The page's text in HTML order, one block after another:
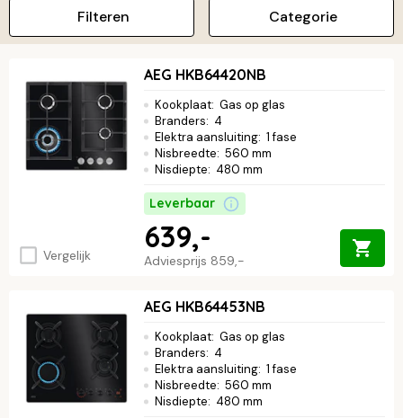
kookplaten hebben verzonken gasbranders, waarmee je tot wel
20% energie bespaart. Zo kook je niet alleen met stijl, maar ook
een stuk zuiniger. Benieuwd naar meer? Ontdek hier alles over
Categorie
Filteren
Vergelijk
AEG HKB64420NB
Kookplaat: Gas op glas
Branders: 4
Elektra aansluiting: 1 fase
Nisbreedte: 560 mm
Nisdiepte: 480 mm
Leverbaar
Adviesprijs 859,-
639,-
AEG HKB64453NB
Kookplaat: Gas op glas
Branders: 4
Elektra aansluiting: 1 fase
Nisbreedte: 560 mm
Nisdiepte: 480 mm